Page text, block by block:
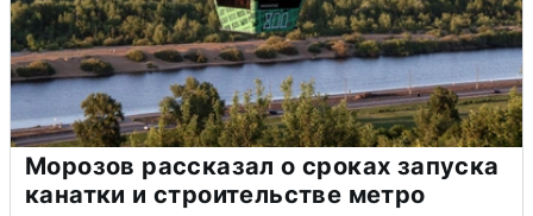
Морозов рассказал о сроках запуска
канатки и строительстве метро